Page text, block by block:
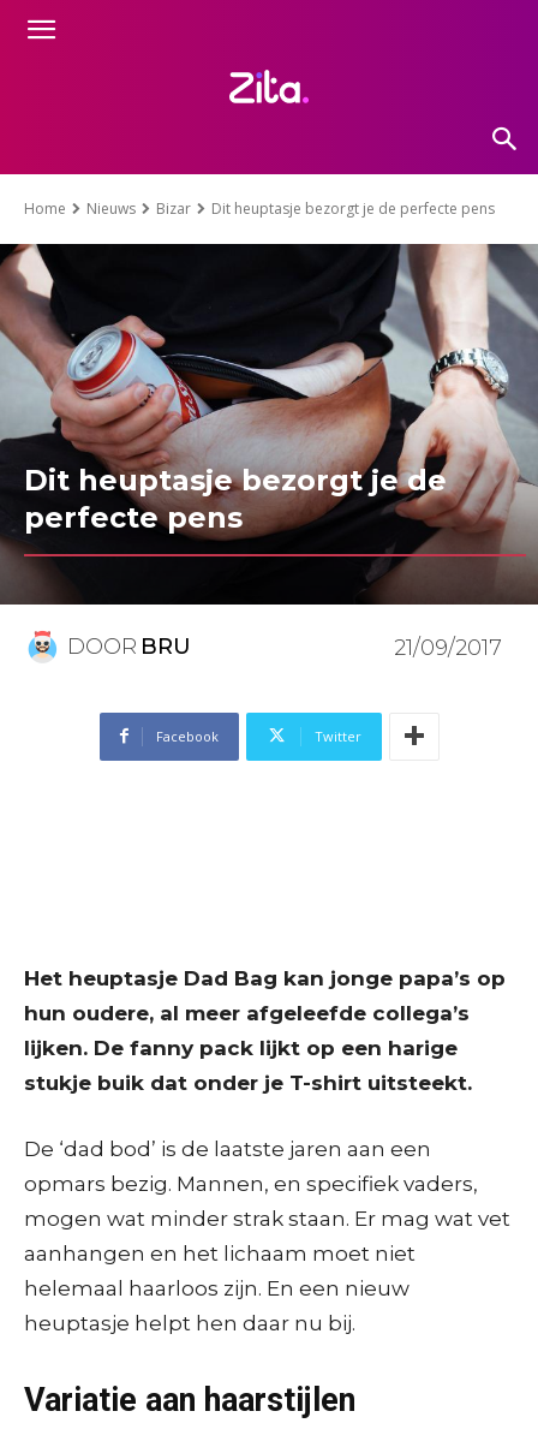
Home Nieuws Bizar Dit heuptasje bezorgt je de perfecte pens
Dit heuptasje bezorgt je de
perfecte pens
DOOR BRU 21/09/2017
Facebook Twitter
Het heuptasje Dad Bag kan jonge papa’s op
hun oudere, al meer afgeleefde collega’s
lijken. De fanny pack lijkt op een harige
stukje buik dat onder je T-shirt uitsteekt.
De ‘dad bod’ is de laatste jaren aan een
opmars bezig. Mannen, en specifiek vaders,
mogen wat minder strak staan. Er mag wat vet
aanhangen en het lichaam moet niet
helemaal haarloos zijn. En een nieuw
heuptasje helpt hen daar nu bij.
Variatie aan haarstijlen